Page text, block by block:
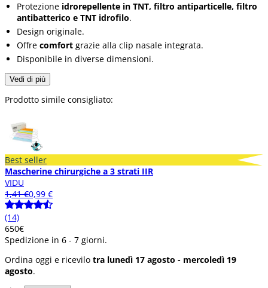
Protezione idrorepellente in TNT, filtro antiparticelle, filtro
antibatterico e TNT idrofilo.
Design originale.
Offre comfort grazie alla clip nasale integrata.
Disponibile in diverse dimensioni.
Vedi di più
Prodotto simile consigliato:
Best seller
Mascherine chirurgiche a 3 strati IIR
VIDU
1,41 €0,99 €
(14)
650€
Spedizione in 6 - 7 giorni.
Ordina oggi e ricevilo tra lunedì 17 agosto - mercoledì 19
agosto.